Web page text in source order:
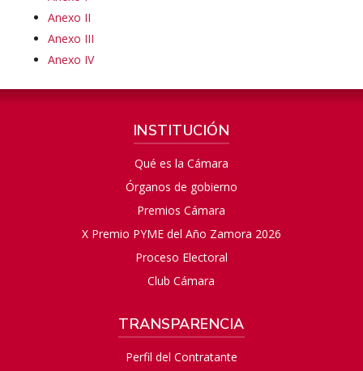
Anexo II
Anexo III
Anexo IV
INSTITUCIÓN
Qué es la Cámara
Órganos de gobierno
Premios Cámara
X Premio PYME del Año Zamora 2026
Proceso Electoral
Club Cámara
TRANSPARENCIA
Perfil del Contratante